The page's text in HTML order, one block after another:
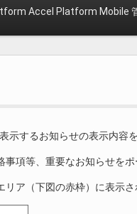
Accel Platform Mobile
示するお知らせの表示内容
事項等、重要なお知らせを
ア（下図の赤枠）に表示